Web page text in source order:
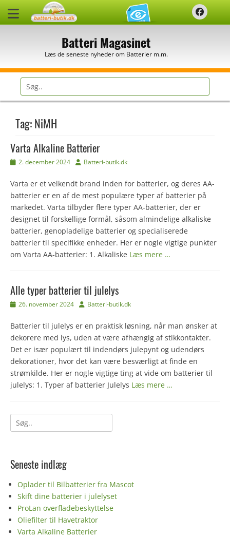
Batteri Magasinet
Læs de seneste nyheder om Batterier m.m.
Søg
efter:
Tag:NiMH
Varta Alkaline Batterier
Udgivet
2. december 2024 Forfatter
Batteri-butik.dk
Varta er et velkendt brand inden for batterier, og deres AA-
batterier er en af de mest populære typer af batterier på
markedet. Varta tilbyder flere typer AA-batterier, der er
designet til forskellige formål, såsom almindelige alkaliske
batterier, genopladelige batterier og specialiserede
batterier til specifikke enheder. Her er nogle vigtige punkter
om Varta AA-batterier: 1. Alkaliske Læs mere …
Alle typer batterier til julelys
Udgivet
26. november 2024 Forfatter
Batteri-butik.dk
Batterier til julelys er en praktisk løsning, når man ønsker at
dekorere med lys, uden at være afhængig af stikkontakter.
Det er især populært til indendørs julepynt og udendørs
dekorationer, hvor det kan være besværligt at finde en
strømkilde. Her er nogle vigtige ting at vide om batterier til
julelys: 1. Typer af batterier Julelys Læs mere …
Søg
efter:
Seneste indlæg
Oplader til Bilbatterier fra Mascot
Skift dine batterier i julelyset
ProLan overfladebeskyttelse
Oliefilter til Havetraktor
Varta Alkaline Batterier